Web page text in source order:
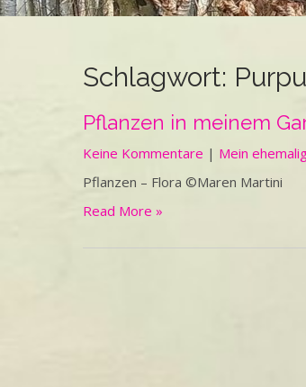
Schlagwort:
Pflanzen in meinem
Keine Kommentare | Mein
Pflanzen – Flora ©Maren Martini
Read More »